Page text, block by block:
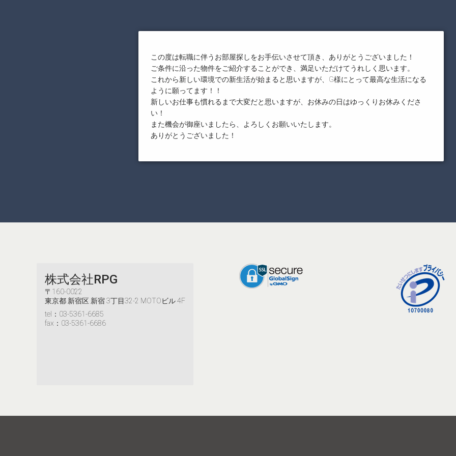
この度は転職に伴うお部屋探しをお手伝いさせて頂き、ありがとうございました！
ご条件に沿った物件をご紹介することができ、満足いただけてうれしく思います。
これから新しい環境での新生活が始まると思いますが、G様にとって最高な生活になる
ように願ってます！！
新しいお仕事も慣れるまで大変だと思いますが、お休みの日はゆっくりお休みくださ
い！
また機会が御座いましたら、よろしくお願いいたします。
ありがとうございました！
株式会社RPG
〒160-0022
東京都 新宿区 新宿 3丁目32-2 MOTOビル 4F
tel：03-5361-6685
fax：03-5361-6686